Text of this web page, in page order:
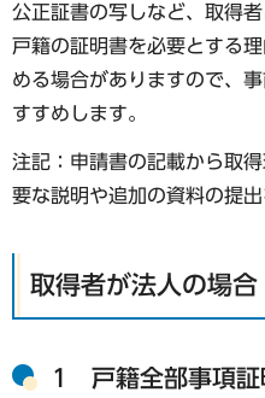
公正証書の写しなど、取得
戸籍の証明書を必要とする
める場合がありますので、
すすめします。
注記：申請書の記載から取
要な説明や追加の資料の提
取得者が法人の場合
1 戸籍全部事項証